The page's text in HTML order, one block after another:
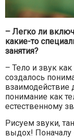
– Легко ли
какие-то
занятия?
– Тело и звук
создалось
взаимодействие
понимание как
естественному
Рисуем звуки,
выдох! Поначалу